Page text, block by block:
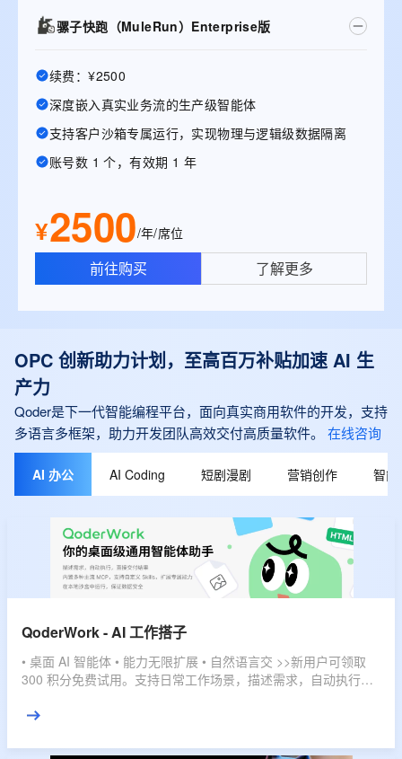
骡子快跑（MuleRun）Enterprise版
续费：¥2500
深度嵌入真实业务流的生产级智能体
支持客户沙箱专属运行，实现物理与逻辑级数据隔离
账号数 1 个，有效期 1 年
¥2500/年/席位
前往购买 了解更多
OPC 创新助力计划，至高百万补贴加速 AI 生
产力
Qoder是下一代智能编程平台，面向真实商用软件的开发，支持
多语言多框架，助力开发团队高效交付高质量软件。
在线咨询
AI 办公 AI Coding 短剧漫剧 营销创作 智能
QoderWork - AI 工作搭子
• 桌面 AI 智能体 • 能力无限扩展 • 自然语言交 >>新用户可领取
300 积分免费试用。支持日常工作场景，描述需求，自动执行，